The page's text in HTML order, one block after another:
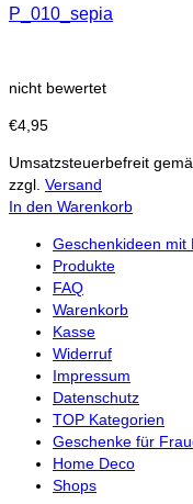
P_010_sepia
nicht bewertet
€4,95
Umsatzsteuerbefreit
zzgl. Versand
In den Warenkorb
Geschenkideen mit
Produkte
FAQ
Warenkorb
Kasse
Widerruf
Impressum
Datenschutz
TOP Kategorien
Geschenke für
Home Deco
Shops